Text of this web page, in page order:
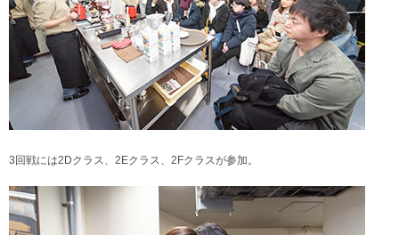
3回戦には2Dクラス、2Eクラス、2Fクラスが参加。